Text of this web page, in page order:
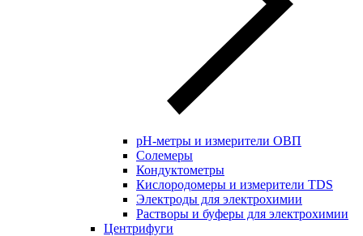
pH-метры и измерители ОВП
Солемеры
Кондуктометры
Кислородомеры и измерители TDS
Электроды для электрохимии
Растворы и буферы для электрохимии
Центрифуги